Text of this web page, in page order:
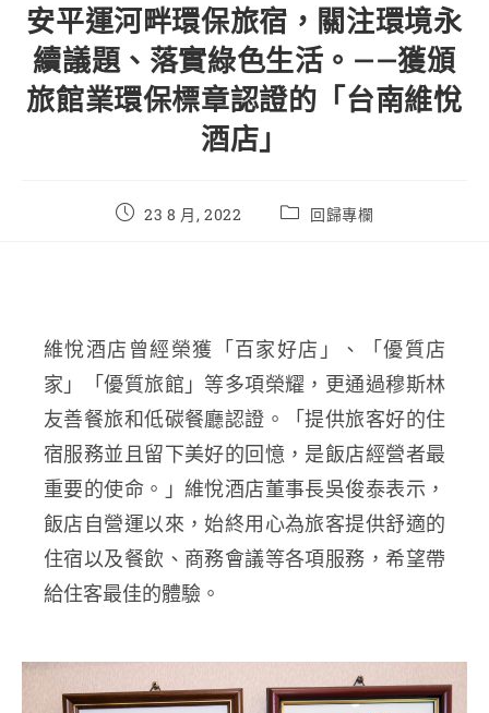
安平運河畔環保旅宿，關注環境永
續議題、落實綠色生活。——獲頒
旅館業環保標章認證的「台南維悅
酒店」
23 8 月, 2022 回歸專欄
維悅酒店曾經榮獲「百家好店」、「優質店
家」「優質旅館」等多項榮耀，更通過穆斯林
友善餐旅和低碳餐廳認證。「提供旅客好的住
宿服務並且留下美好的回憶，是飯店經營者最
重要的使命。」維悅酒店董事長吳俊泰表示，
飯店自營運以來，始終用心為旅客提供舒適的
住宿以及餐飲、商務會議等各項服務，希望帶
給住客最佳的體驗。